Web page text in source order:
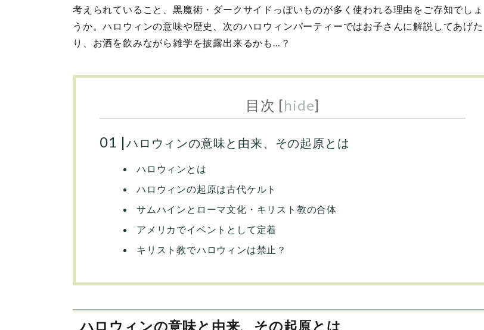
考えられていること、黒魔術・ダークサイドっぽいものが多く使われる理由をご存知でしょ
うか。ハロウィンの意味や歴史、次のハロウィンパーティーではお子さんに解説してあげた
り、お酒を飲みながら雑学を披露出来るかも…？
目次 [hide]
ハロウィンの意味と由来、その起原とは
ハロウィンとは
ハロウィンの起原は古代ケルト
サムハインとローマ文化・キリスト教の合体
アメリカでイベントとして定着
キリスト教でハロウィンは禁止？
ハロウィンの意味と由来、その起原とは